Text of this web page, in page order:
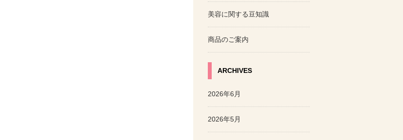
美容に関する豆知識
商品のご案内
ARCHIVES
2026年6月
2026年5月